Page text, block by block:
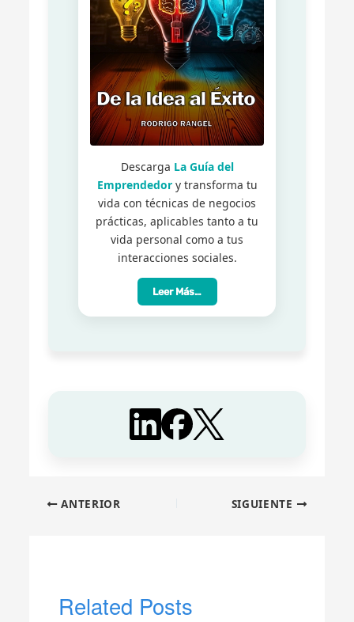
Descarga La Guía del
Emprendedory transforma tu
vida con técnicas de negocios
prácticas, aplicables tanto a tu
vida personal como a tus
interacciones sociales.
Leer Más…
ANTERIOR SIGUIENTE
Related Posts